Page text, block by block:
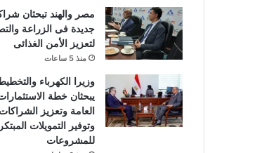
مصر والهند تبحثان
جديدة فى الزراعة
لتعزيز الأمن الغذائى
منذ 5 ساعات
وزيرا الكهرباء
يبحثان خطة
العامة وتعزيز الشراكات
وتوفير التمويلات
للمشروعات